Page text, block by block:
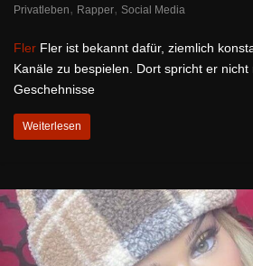
Privatleben, Rapper, Social Media
Fler Fler ist bekannt dafür, ziemlich
Kanäle zu bespielen. Dort spricht er
Geschehnisse
Weiterlesen